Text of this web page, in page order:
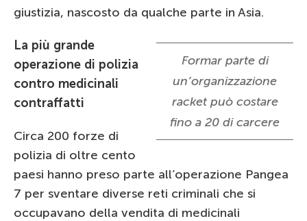
giustizia, nascosto da qualche parte in Asia.
Formar parte di
un’organizzazione
racket può costare
fino a 20 di carcere
La più grande
operazione di polizia
contro medicinali
contraffatti
Circa 200 forze di
polizia di oltre cento
paesi hanno preso parte all’operazione Pangea
7 per sventare diverse reti criminali che si
occupavano della vendita di medicinali